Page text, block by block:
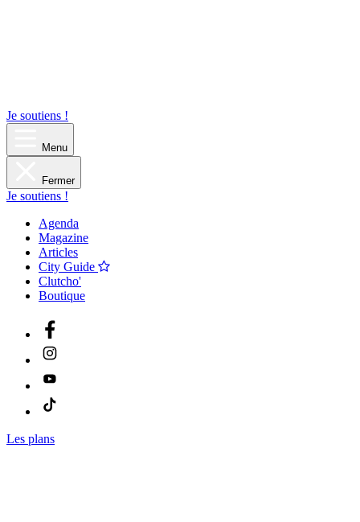
Je soutiens !
Menu
Fermer
Je soutiens !
Agenda
Magazine
Articles
City Guide
Clutcho'
Boutique
Les plans